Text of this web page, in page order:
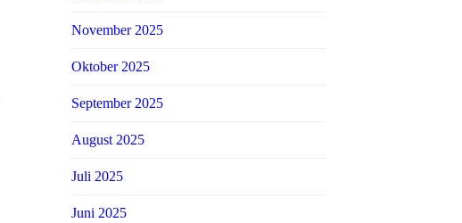
November 2025
Oktober 2025
September 2025
August 2025
Juli 2025
Juni 2025